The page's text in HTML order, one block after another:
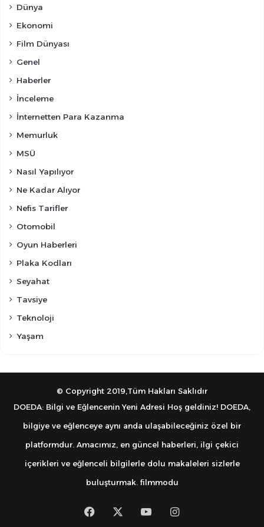
Dünya
Ekonomi
Film Dünyası
Genel
Haberler
İnceleme
İnternetten Para Kazanma
Memurluk
MSÜ
Nasıl Yapılıyor
Ne Kadar Alıyor
Nefis Tarifler
Otomobil
Oyun Haberleri
Plaka Kodları
Seyahat
Tavsiye
Teknoloji
Yaşam
© Copyright 2019,Tüm Hakları Saklıdır
DOEDA: Bilgi ve Eğlencenin Yeni Adresi Hoş geldiniz! DOEDA,
bilgiye ve eğlenceye aynı anda ulaşabileceğiniz özel bir
platformdur. Amacımız, en güncel haberleri, ilgi çekici
içerikleri ve eğlenceli bilgilerle dolu makaleleri sizlerle
buluşturmak. filmmodu
FacebookYouTubeInstagram